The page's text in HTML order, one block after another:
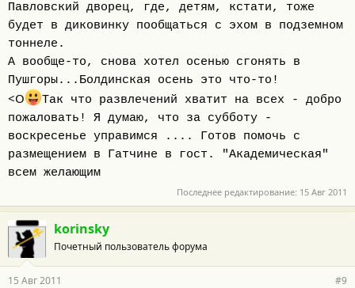
Павловский дворец, где, детям, кстати, тоже
будет в диковинку пообщаться с эхом в подземном
тоннеле.
А вообще-то, снова хотел осенью сгонять в
Пушгоры...Болдинская осень это что-то!
<O
Так что развлечений хватит на всех - добро
пожаловать! Я думаю, что за субботу -
воскресенье управимся .... Готов помочь с
размещением в Гатчине в гост. "Академическая"
всем желающим
Последнее редактирование: 15 Авг 2011
korinsky
Почетный пользователь форума
15 Авг 2011 #9